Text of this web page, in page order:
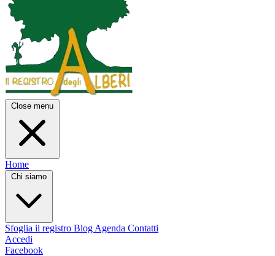
Close menu
Home
Chi siamo
Sfoglia il registro Blog Agenda Contatti
Accedi
Facebook